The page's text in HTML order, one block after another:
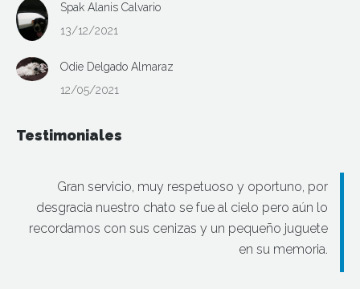
Spak Alanis Calvario
13/12/2021
Odie Delgado Almaraz
12/05/2021
Testimoniales
Gran servicio, muy respetuoso y oportuno, por
desgracia nuestro chato se fue al cielo pero aún lo
recordamos con sus cenizas y un pequeño juguete
en su memoria.